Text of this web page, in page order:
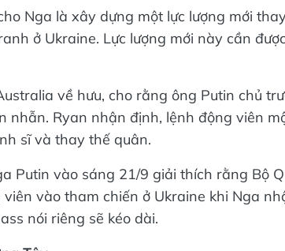
Nga là xây dựng một lực lượng mới
ở Ukraine. Lực lượng mới này cần
về hưu, cho rằng ông Putin chủ
nhẫn. Ryan nhận định, lệnh động viên
sĩ và thay thế quân.
Putin vào sáng 21/9 giải thích rằng Bộ
vào tham chiến ở Ukraine khi Nga
nói riêng sẽ kéo dài.